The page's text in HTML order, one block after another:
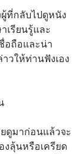
ที่กลับไปดูหนัง
เรียนรู้และ
อถือและน่า
วให้ท่านฟังเอง
ดูมาก่อนแล้วจะ
งลุ้นหรือเครียด